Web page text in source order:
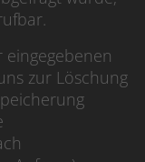
zur Löschung